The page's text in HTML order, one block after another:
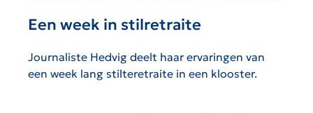
Een week in stilretraite
Journaliste Hedvig deelt haar ervaringen van
een week lang stilteretraite in een klooster.